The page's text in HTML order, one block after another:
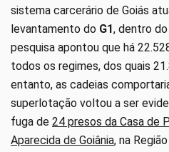
sistema carcerário de Goiás
levantamento do G1, dentro
pesquisa apontou que há
todos os regimes, dos quais
entanto, as cadeias
superlotação voltou a ser
fuga de 24 presos da Casa de
Aparecida de Goiânia, na